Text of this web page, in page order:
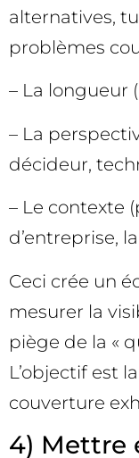
alternatives,
problèmes
– La longueur
– La
décideur,
– Le contexte
d’entreprise,
Ceci crée un
mesurer la
piège de la «
L’objectif est
couverture
4) Mettre